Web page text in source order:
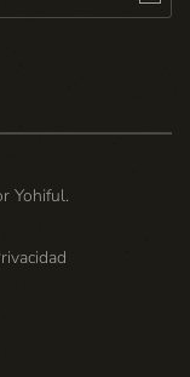
Yohiful.